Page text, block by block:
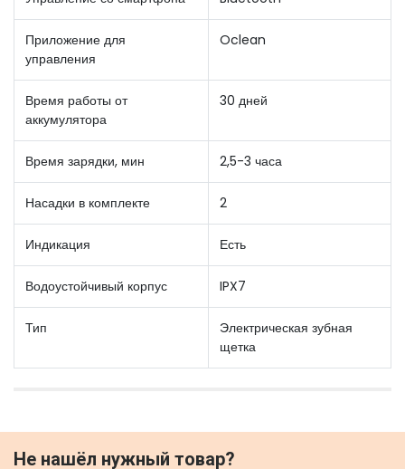
Приложение для
управления
Oclean
Время работы от
аккумулятора
30 дней
Время зарядки, мин 2,5-3 часа
Насадки в комплекте 2
Индикация Есть
Водоустойчивый корпус IPX7
Тип
Электрическая зубная
щетка
Не нашёл нужный товар?